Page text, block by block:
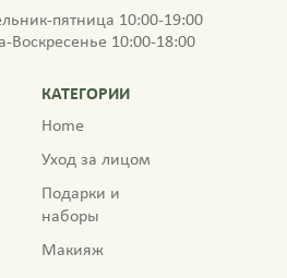
пятница 10:00-19:00
Воскресенье 10:00-18:00
КАТЕГОРИИ
Home
Уход за лицом
Подарки и
наборы
Макияж